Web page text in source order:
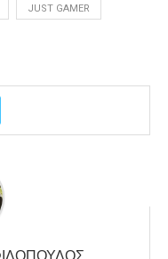
JUST GAMER